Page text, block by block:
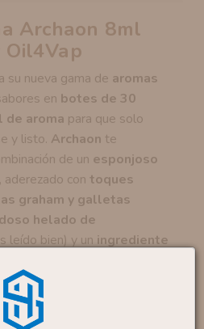
Archaon 8ml
su nueva gama de aromas
en botes de 30
de aroma para que solo
y listo. Archaon te
de un esponjoso
, aderezado con toques
graham y galletas
helado de
leído bien) y un ingrediente
en formato